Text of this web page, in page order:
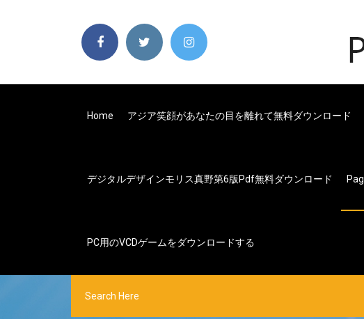
Home アジア笑顔があなたの目を離れて無料ダウンロード
デジタルデザインモリス真野第6版pdf無料ダウンロード
PC用のVCDゲームをダウンロードする